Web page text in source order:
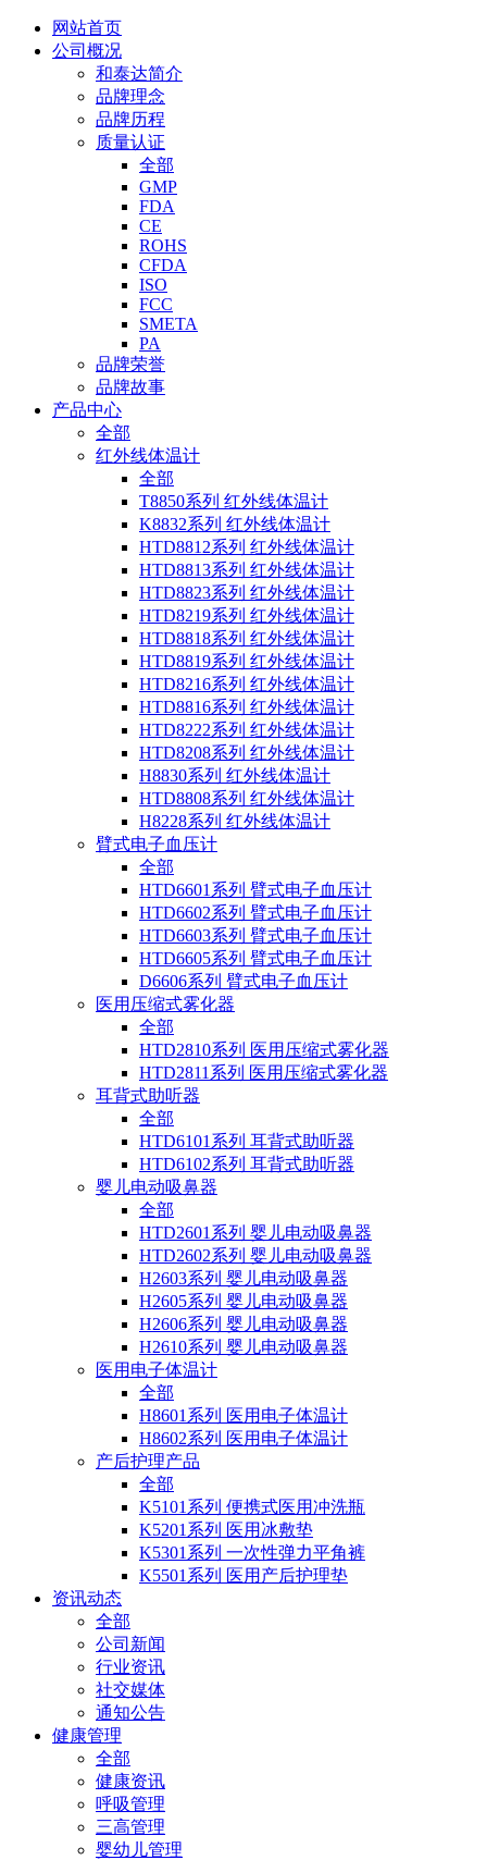
网站首页
公司概况
和泰达简介
品牌理念
品牌历程
质量认证
全部
GMP
FDA
CE
ROHS
CFDA
ISO
FCC
SMETA
PA
品牌荣誉
品牌故事
产品中心
全部
红外线体温计
全部
T8850系列 红外线体温计
K8832系列 红外线体温计
HTD8812系列 红外线体温计
HTD8813系列 红外线体温计
HTD8823系列 红外线体温计
HTD8219系列 红外线体温计
HTD8818系列 红外线体温计
HTD8819系列 红外线体温计
HTD8216系列 红外线体温计
HTD8816系列 红外线体温计
HTD8222系列 红外线体温计
HTD8208系列 红外线体温计
H8830系列 红外线体温计
HTD8808系列 红外线体温计
H8228系列 红外线体温计
臂式电子血压计
全部
HTD6601系列 臂式电子血压计
HTD6602系列 臂式电子血压计
HTD6603系列 臂式电子血压计
HTD6605系列 臂式电子血压计
D6606系列 臂式电子血压计
医用压缩式雾化器
全部
HTD2810系列 医用压缩式雾化器
HTD2811系列 医用压缩式雾化器
耳背式助听器
全部
HTD6101系列 耳背式助听器
HTD6102系列 耳背式助听器
婴儿电动吸鼻器
全部
HTD2601系列 婴儿电动吸鼻器
HTD2602系列 婴儿电动吸鼻器
H2603系列 婴儿电动吸鼻器
H2605系列 婴儿电动吸鼻器
H2606系列 婴儿电动吸鼻器
H2610系列 婴儿电动吸鼻器
医用电子体温计
全部
H8601系列 医用电子体温计
H8602系列 医用电子体温计
产后护理产品
全部
K5101系列 便携式医用冲洗瓶
K5201系列 医用冰敷垫
K5301系列 一次性弹力平角裤
K5501系列 医用产后护理垫
资讯动态
全部
公司新闻
行业资讯
社交媒体
通知公告
健康管理
全部
健康资讯
呼吸管理
三高管理
婴幼儿管理